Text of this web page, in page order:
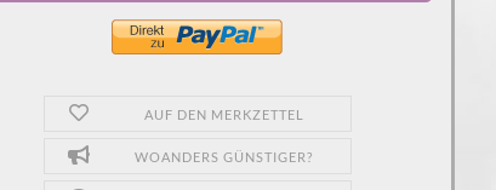
AUF DEN MERKZETTEL
WOANDERS GÜNSTIGER?